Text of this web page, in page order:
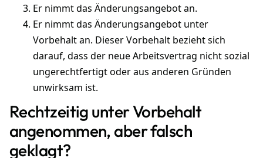
Er nimmt das Änderungsangebot an.
Er nimmt das Änderungsangebot unter
Vorbehalt an. Dieser Vorbehalt bezieht sich
darauf, dass der neue Arbeitsvertrag nicht sozial
ungerechtfertigt oder aus anderen Gründen
unwirksam ist.
Rechtzeitig unter Vorbehalt
angenommen, aber falsch
geklagt?